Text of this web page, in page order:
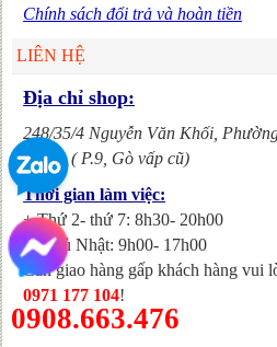
Chính sách đổi trả và hoàn tiền
LIÊN HỆ
Địa chỉ shop:
248/35/4 Nguyễn Văn Khối,
HCM. ( P.9, Gò vấp cũ)
Thời gian làm việc:
+ Thứ 2- thứ 7: 8h30- 20h00
+ Chủ Nhật: 9h00- 17h00
Cần giao hàng gấp khách hàng vui
0971 177 104!
0908.663.476